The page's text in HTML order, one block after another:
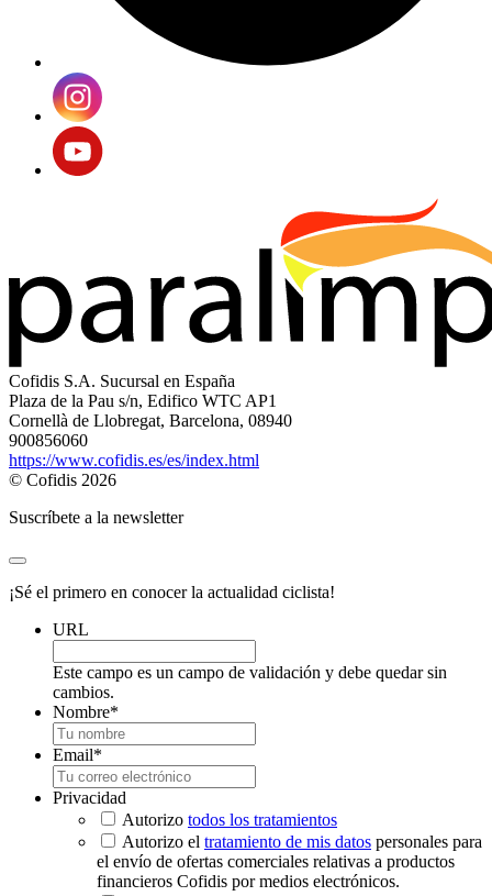
Cofidis S.A. Sucursal en España
Plaza de la Pau s/n, Edifico WTC AP1
Cornellà de Llobregat, Barcelona, 08940
900856060
https://www.cofidis.es/es/index.html
© Cofidis 2026
Suscríbete a la newsletter
¡Sé el primero en conocer la actualidad ciclista!
URL
Este campo es un campo de validación y debe quedar sin
cambios.
Nombre*
Email*
Privacidad
Autorizo todos los tratamientos
Autorizo el tratamiento de mis datos personales para
el envío de ofertas comerciales relativas a productos
financieros Cofidis por medios electrónicos.